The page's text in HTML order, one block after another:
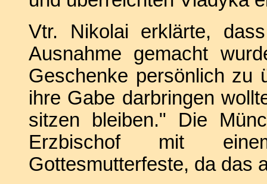
Vtr. Nikolai erklärte,
Ausnahme gemacht
Geschenke persönlich zu
ihre Gabe darbringen
sitzen bleiben." Die
Erzbischof mit
Gottesmutterfeste, da das